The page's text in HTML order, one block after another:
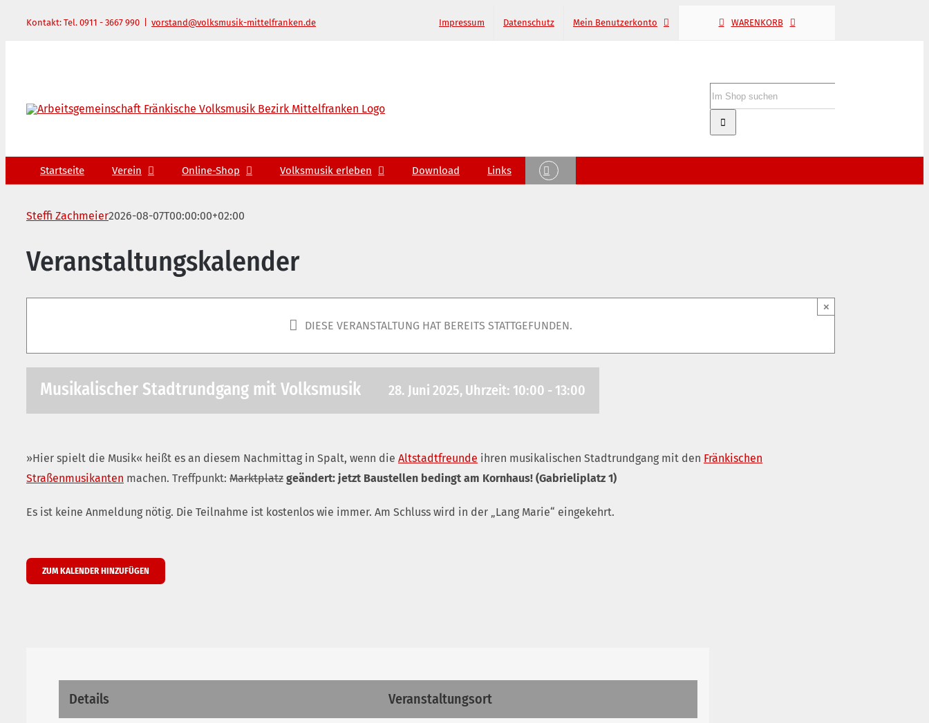
Kontakt: Tel. 0911 - 3667 990 vorstand@volksmusik-mittelfranken.de Impressum Datenschutz Mein Benutzerkonto WARENKORB
Suche
nach:
Startseite Verein Online-Shop Volksmusik erleben Download Links
Steffi Zachmeier2026-08-07T00:00:00+02:00
Veranstaltungskalender
DIESE VERANSTALTUNG HAT BEREITS STATTGEFUNDEN.
×
Musikalischer Stadtrundgang mit Volksmusik 28. Juni 2025, Uhrzeit: 10:00 - 13:00
»Hier spielt die Musik« heißt es an diesem Nachmittag in Spalt, wenn die Altstadtfreunde ihren musikalischen Stadtrundgang mit den Fränkischen
Straßenmusikanten machen. Treffpunkt: Marktplatz geändert: jetzt Baustellen bedingt am Kornhaus! (Gabrieliplatz 1)
Es ist keine Anmeldung nötig. Die Teilnahme ist kostenlos wie immer. Am Schluss wird in der „Lang Marie“ eingekehrt.
ZUM KALENDER HINZUFÜGEN
Details Veranstaltungsort